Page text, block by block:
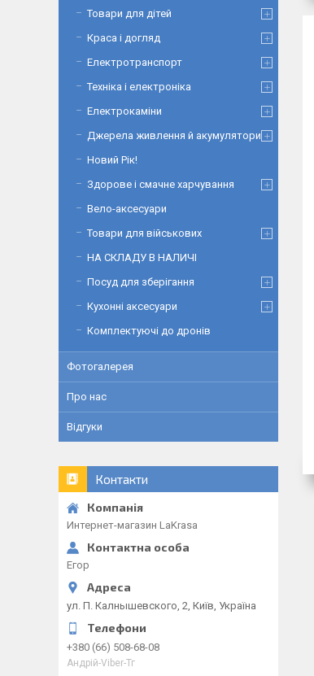
Товари для дітей
Краса і догляд
Електротранспорт
Техніка і електроніка
Електрокаміни
Джерела живлення й акумулятори
Новий Рік!
Здорове і смачне харчування
Вело-аксесуари
Товари для військових
НА СКЛАДУ В НАЛИЧІ
Посуд для зберігання
Кухонні аксесуари
Комплектуючі до дронів
Фотогалерея
Про нас
Відгуки
Контакти
Интернет-магазин LaKrasa
Егор
ул. П. Калнышевского, 2, Київ, Україна
+380 (66) 508-68-08
Андрій-Viber-Тг